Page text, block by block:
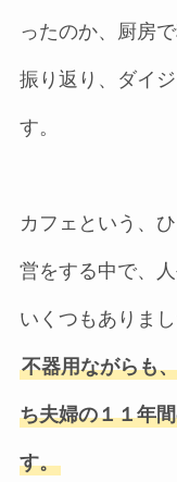
ったのか、厨房
振り返り、ダイ
す。
カフェという、
営をする中で、
いくつもありまし
不器用ながらも
ち夫婦の１１年
す。